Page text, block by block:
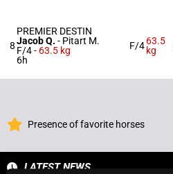
8
PREMIER DESTIN
Jacob Q. - Pitart M.
F/4 - 63.5 kg
6h
F/463.5
kg
Presence of favorite horses
LATEST NEWS